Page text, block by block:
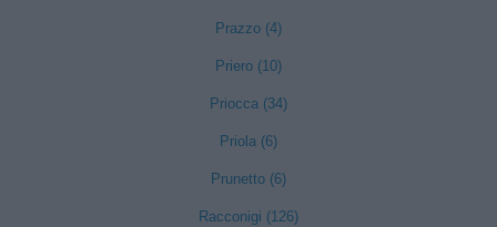
Prazzo (4)
Priero (10)
Priocca (34)
Priola (6)
Prunetto (6)
Racconigi (126)